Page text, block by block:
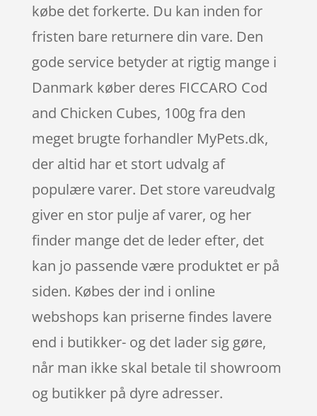
købe det forkerte. Du kan inden for
fristen bare returnere din vare. Den
gode service betyder at rigtig mange i
Danmark køber deres FICCARO Cod
and Chicken Cubes, 100g fra den
meget brugte forhandler MyPets.dk,
der altid har et stort udvalg af
populære varer. Det store vareudvalg
giver en stor pulje af varer, og her
finder mange det de leder efter, det
kan jo passende være produktet er på
siden. Købes der ind i online
webshops kan priserne findes lavere
end i butikker- og det lader sig gøre,
når man ikke skal betale til showroom
og butikker på dyre adresser.